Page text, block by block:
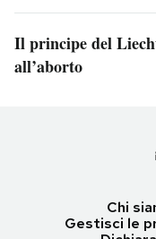
Il principe del
all’aborto
Chi
Gestisci le